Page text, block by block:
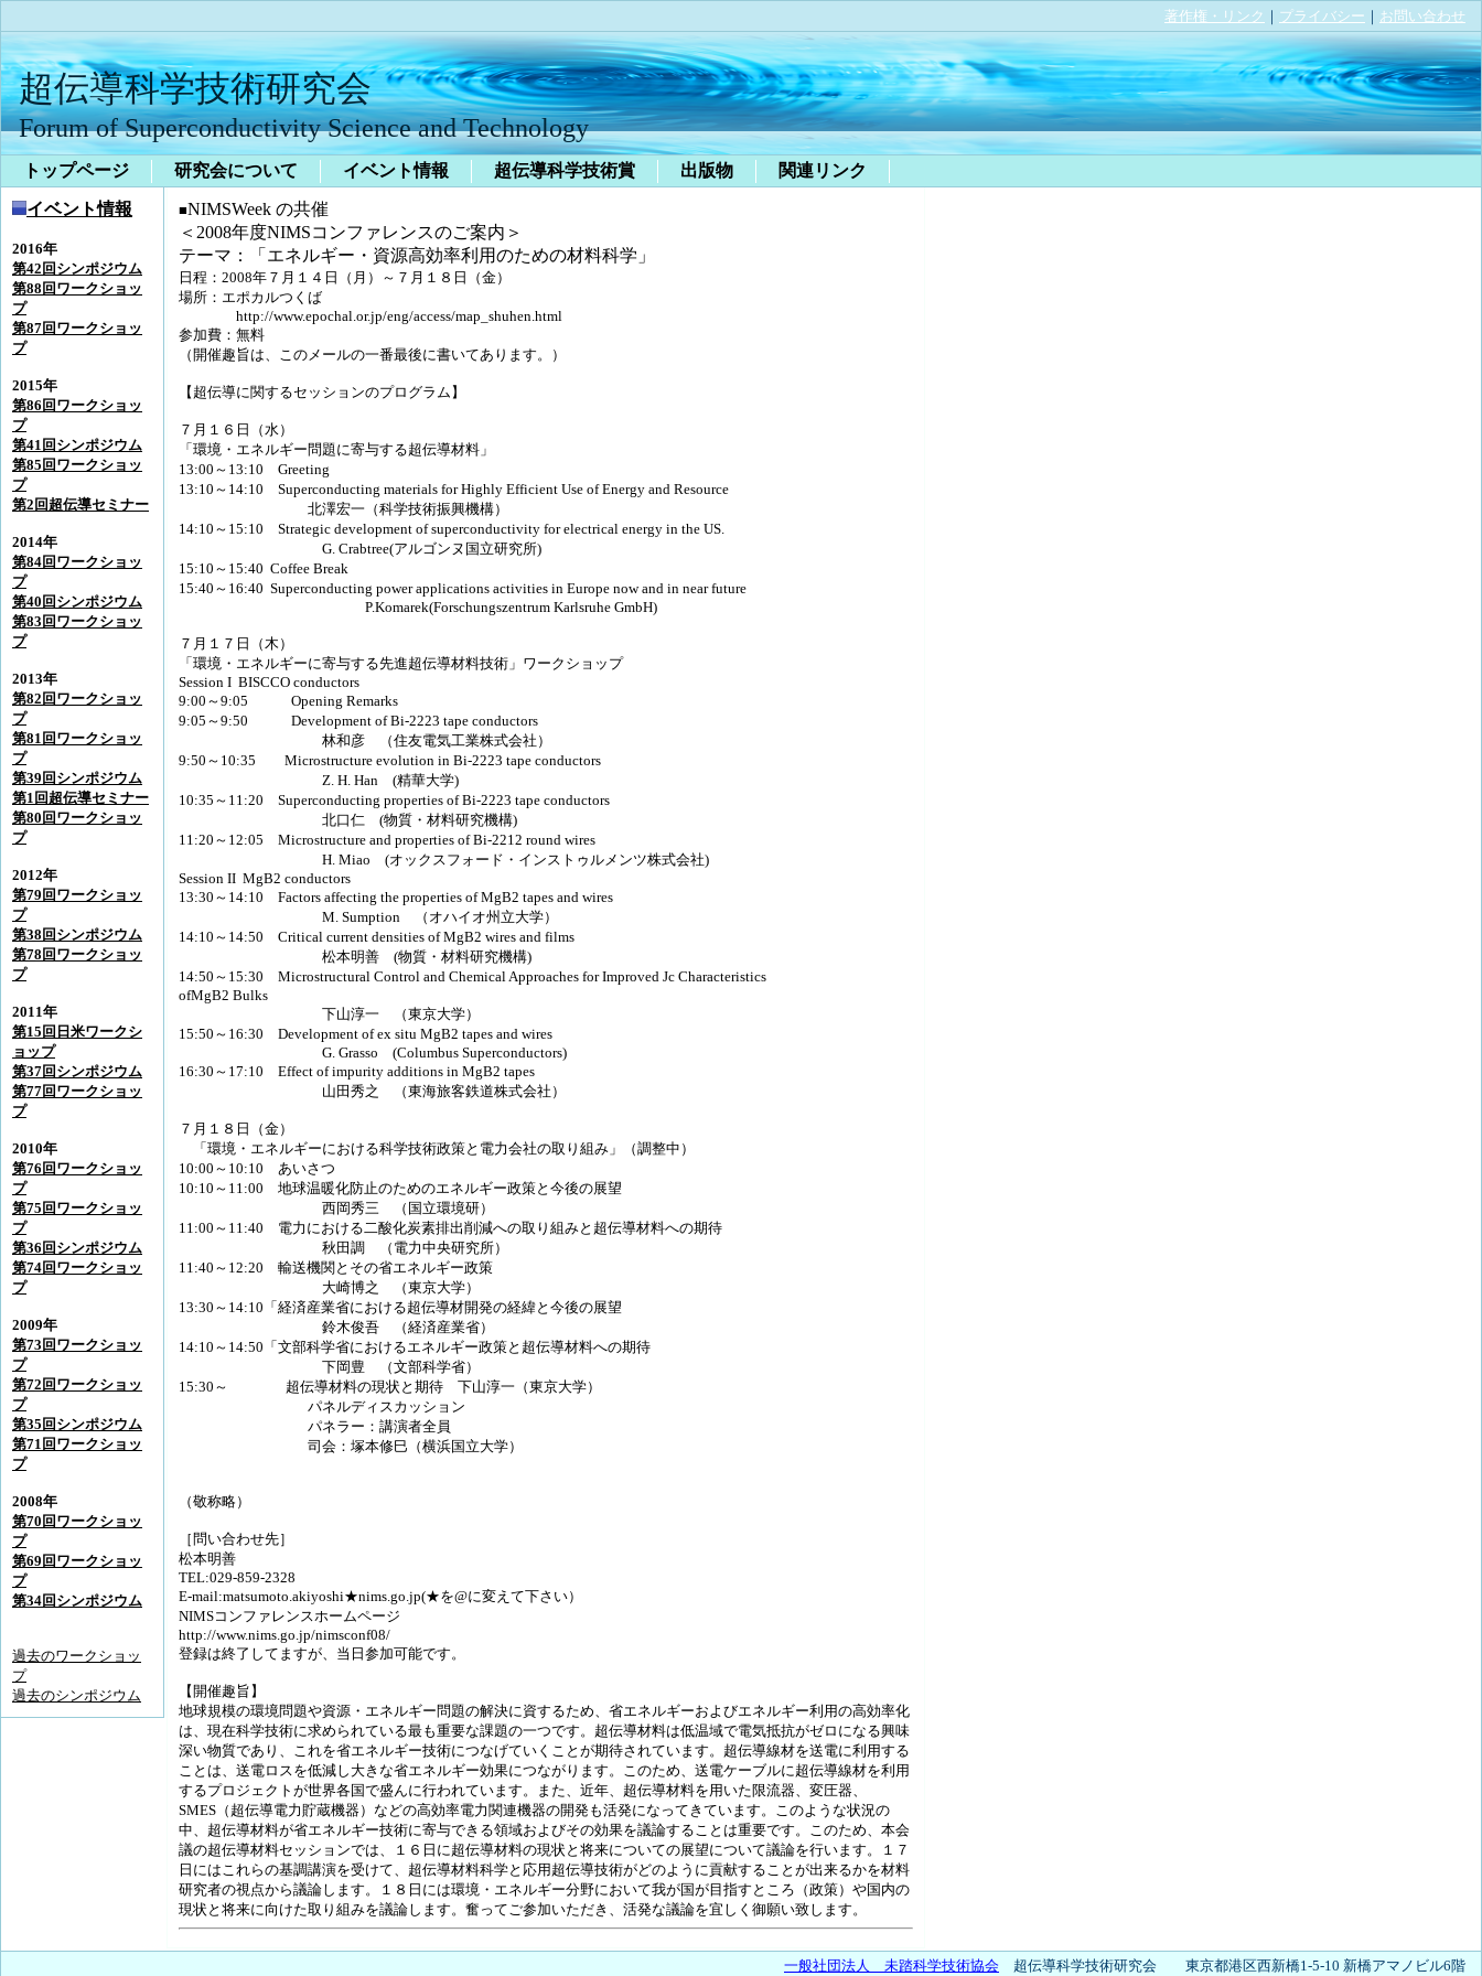
著作権・リンク ｜ プライバシー ｜ お問い合わせ
超伝導科学技術研究会
Forum of Superconductivity Science and Technology
トップページ 研究会について イベント情報 超伝導科学技術賞 出版物 関連リンク
イベント情報
2016年
第42回シンポジウム
第88回ワークショッ
プ
第87回ワークショッ
プ
2015年
第86回ワークショッ
プ
第41回シンポジウム
第85回ワークショッ
プ
第2回超伝導セミナー
2014年
第84回ワークショッ
プ
第40回シンポジウム
第83回ワークショッ
プ
2013年
第82回ワークショッ
プ
第81回ワークショッ
プ
第39回シンポジウム
第1回超伝導セミナー
第80回ワークショッ
プ
2012年
第79回ワークショッ
プ
第38回シンポジウム
第78回ワークショッ
プ
2011年
第15回日米ワークシ
ョップ
第37回シンポジウム
第77回ワークショッ
プ
2010年
第76回ワークショッ
プ
第75回ワークショッ
プ
第36回シンポジウム
第74回ワークショッ
プ
2009年
第73回ワークショッ
プ
第72回ワークショッ
プ
第35回シンポジウム
第71回ワークショッ
プ
2008年
第70回ワークショッ
プ
第69回ワークショッ
プ
第34回シンポジウム
過去のワークショッ
プ
過去のシンポジウム
■NIMSWeek の共催
＜2008年度NIMSコンファレンスのご案内＞
テーマ：「エネルギー・資源高効率利用のための材料科学」
日程：2008年７月１４日（月）～７月１８日（金）
場所：エポカルつくば
http://www.epochal.or.jp/eng/access/map_shuhen.html
参加費：無料
（開催趣旨は、このメールの一番最後に書いてあります。）
【超伝導に関するセッションのプログラム】
７月１６日（水）
「環境・エネルギー問題に寄与する超伝導材料」
13:00～13:10 Greeting
13:10～14:10 Superconducting materials for Highly Efficient Use of Energy and Resource
北澤宏一（科学技術振興機構）
14:10～15:10 Strategic development of superconductivity for electrical energy in the US.
G. Crabtree(アルゴンヌ国立研究所)
15:10～15:40 Coffee Break
15:40～16:40 Superconducting power applications activities in Europe now and in near future
P.Komarek(Forschungszentrum Karlsruhe GmbH)
７月１７日（木）
「環境・エネルギーに寄与する先進超伝導材料技術」ワークショップ
Session I BISCCO conductors
9:00～9:05 Opening Remarks
9:05～9:50 Development of Bi-2223 tape conductors
林和彦 （住友電気工業株式会社）
9:50～10:35 Microstructure evolution in Bi-2223 tape conductors
Z. H. Han (精華大学)
10:35～11:20 Superconducting properties of Bi-2223 tape conductors
北口仁 (物質・材料研究機構)
11:20～12:05 Microstructure and properties of Bi-2212 round wires
H. Miao (オックスフォード・インストゥルメンツ株式会社)
Session II MgB2 conductors
13:30～14:10 Factors affecting the properties of MgB2 tapes and wires
M. Sumption （オハイオ州立大学）
14:10～14:50 Critical current densities of MgB2 wires and films
松本明善 (物質・材料研究機構)
14:50～15:30 Microstructural Control and Chemical Approaches for Improved Jc Characteristics
ofMgB2 Bulks
下山淳一 （東京大学）
15:50～16:30 Development of ex situ MgB2 tapes and wires
G. Grasso (Columbus Superconductors)
16:30～17:10 Effect of impurity additions in MgB2 tapes
山田秀之 （東海旅客鉄道株式会社）
７月１８日（金）
「環境・エネルギーにおける科学技術政策と電力会社の取り組み」（調整中）
10:00～10:10 あいさつ
10:10～11:00 地球温暖化防止のためのエネルギー政策と今後の展望
西岡秀三 （国立環境研）
11:00～11:40 電力における二酸化炭素排出削減への取り組みと超伝導材料への期待
秋田調 （電力中央研究所）
11:40～12:20 輸送機関とその省エネルギー政策
大崎博之 （東京大学）
13:30～14:10「経済産業省における超伝導材開発の経緯と今後の展望
鈴木俊吾 （経済産業省）
14:10～14:50「文部科学省におけるエネルギー政策と超伝導材料への期待
下岡豊 （文部科学省）
15:30～ 超伝導材料の現状と期待 下山淳一（東京大学）
パネルディスカッション
パネラー：講演者全員
司会：塚本修巳（横浜国立大学）
（敬称略）
［問い合わせ先］
松本明善
TEL:029-859-2328
E-mail:matsumoto.akiyoshi★nims.go.jp(★を@に変えて下さい）
NIMSコンファレンスホームページ
http://www.nims.go.jp/nimsconf08/
登録は終了してますが、当日参加可能です。
【開催趣旨】
地球規模の環境問題や資源・エネルギー問題の解決に資するため、省エネルギーおよびエネルギー利用の高効率化
は、現在科学技術に求められている最も重要な課題の一つです。超伝導材料は低温域で電気抵抗がゼロになる興味
深い物質であり、これを省エネルギー技術につなげていくことが期待されています。超伝導線材を送電に利用する
ことは、送電ロスを低減し大きな省エネルギー効果につながります。このため、送電ケーブルに超伝導線材を利用
するプロジェクトが世界各国で盛んに行われています。また、近年、超伝導材料を用いた限流器、変圧器、
SMES（超伝導電力貯蔵機器）などの高効率電力関連機器の開発も活発になってきています。このような状況の
中、超伝導材料が省エネルギー技術に寄与できる領域およびその効果を議論することは重要です。このため、本会
議の超伝導材料セッションでは、１６日に超伝導材料の現状と将来についての展望について議論を行います。１７
日にはこれらの基調講演を受けて、超伝導材料科学と応用超伝導技術がどのように貢献することが出来るかを材料
研究者の視点から議論します。１８日には環境・エネルギー分野において我が国が目指すところ（政策）や国内の
現状と将来に向けた取り組みを議論します。奮ってご参加いただき、活発な議論を宜しく御願い致します。
一般社団法人 未踏科学技術協会 超伝導科学技術研究会 東京都港区西新橋1-5-10 新橋アマノビル6階